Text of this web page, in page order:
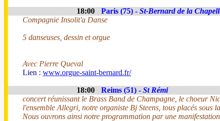
18:00 Paris (75) - St-Bernard de la
Compagnie Insolit'a Danse
5 danseuses, dessin et orgue
Avec Pierre Queval
Lien : www.orgue-saint-bernard.fr/
18:00 Reims (51) - St Rémi
concert réunissant le Brass Band de Champagne, le choeur
l'ensemble Allegri, notre organiste Bj Steens, tous placés sous
Nous ouvrons ainsi notre programmation par une